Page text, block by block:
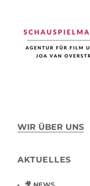
WIR ÜBER UNS
AKTUELLES